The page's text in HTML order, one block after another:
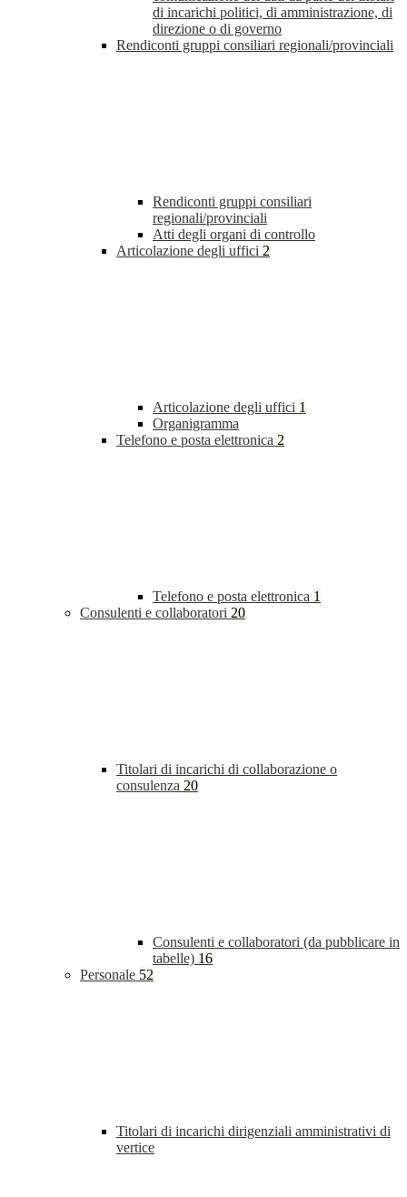
di incarichi politici, di amministrazione, di
direzione o di governo
Rendiconti gruppi consiliari regionali/provinciali
Rendiconti gruppi consiliari
regionali/provinciali
Atti degli organi di controllo
Articolazione degli uffici 2
Articolazione degli uffici 1
Organigramma
Telefono e posta elettronica 2
Telefono e posta elettronica 1
Consulenti e collaboratori 20
Titolari di incarichi di collaborazione o
consulenza 20
Consulenti e collaboratori (da pubblicare in
tabelle) 16
Personale 52
Titolari di incarichi dirigenziali amministrativi di
vertice